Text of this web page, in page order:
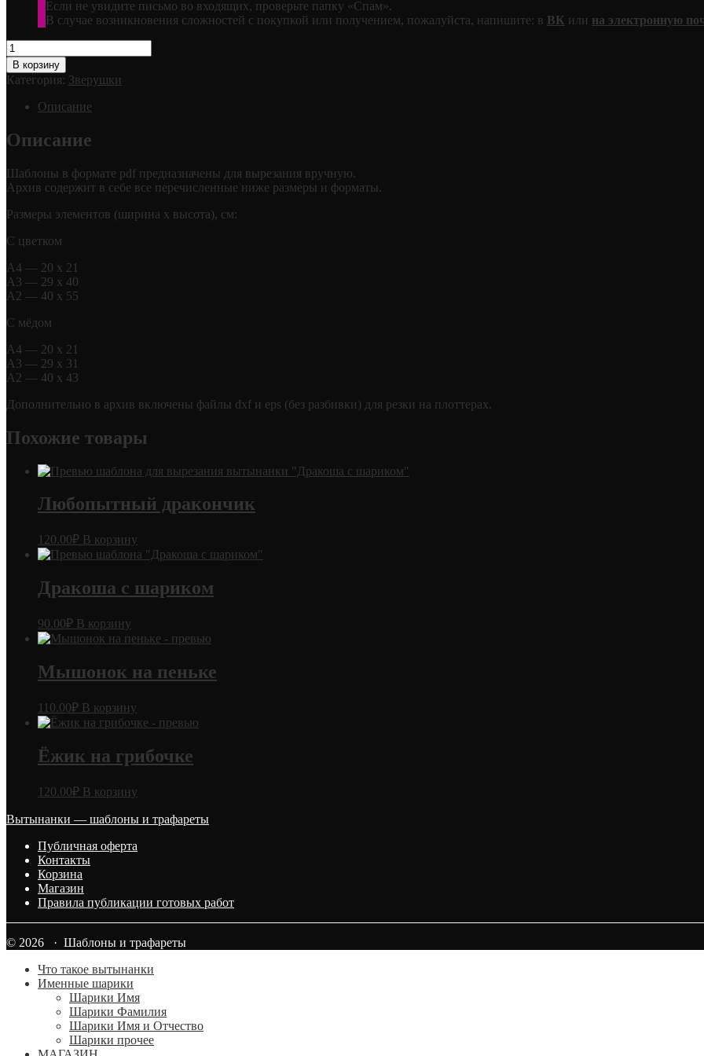
Если не увидите письмо во входящих, проверьте папку «Спам».
В случае возникновения сложностей с покупкой или получением, пожалуйста, напишите: в ВК или на электронную
Количество
товара
Пчёлки
В корзину
Категория: Зверушки
Описание
Описание
Шаблоны в формате pdf предназначены для вырезания вручную.
Архив содержит в себе все перечисленные ниже размеры и форматы.
Размеры элементов (ширина х высота), см:
С цветком
А4 — 20 х 21
А3 — 29 х 40
А2 — 40 х 55
С мёдом
А4 — 20 х 21
А3 — 29 х 31
А2 — 40 х 43
Дополнительно в архив включены файлы dxf и eps (без разбивки) для резки на плоттерах.
Похожие товары
Любопытный дракончик
120.00₽ В корзину
Дракоша с шариком
90.00₽ В корзину
Мышонок на пеньке
110.00₽ В корзину
Ёжик на грибочке
120.00₽ В корзину
Вытынанки — шаблоны и трафареты
Публичная оферта
Контакты
Корзина
Магазин
Правила публикации готовых работ
© 2026 · Шаблоны и трафареты
Что такое вытынанки
Именные шарики
Шарики Имя
Шарики Фамилия
Шарики Имя и Отчество
Шарики прочее